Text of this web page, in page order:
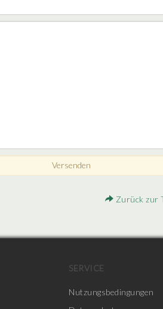
Zurück zur
SERVICE
Nutzungsbedingungen